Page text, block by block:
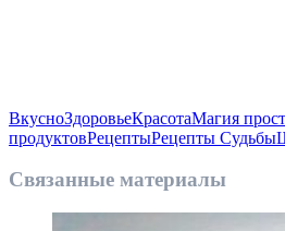
ВкусноЗдоровьеКрасотаМагия
продуктовРецептыРецепты Судьбы
Связанные материалы